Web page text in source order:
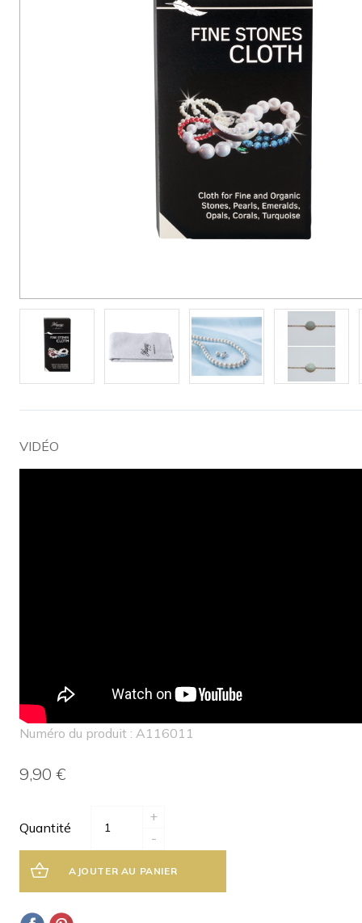
VIDÉO
Numéro du produit : A116011
9,90 €
Quantité
+
-
AJOUTER AU PANIER